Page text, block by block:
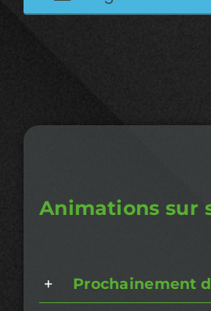
Animations sur
Prochainement